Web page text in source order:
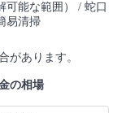
可能な範囲） / 蛇口
易清掃
があります。
の相場